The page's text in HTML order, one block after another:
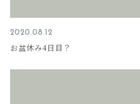
2020.08.12
お盆休み4日目？